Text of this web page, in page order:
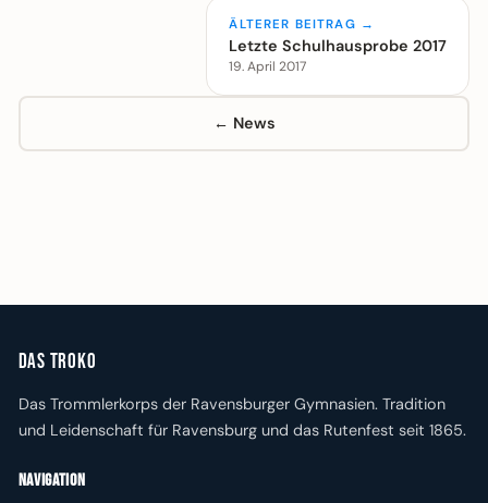
ÄLTERER BEITRAG →
Letzte Schulhausprobe 2017
19. April 2017
← News
Das Troko
Das Trommlerkorps der Ravensburger Gymnasien. Tradition
und Leidenschaft für Ravensburg und das Rutenfest seit 1865.
Navigation